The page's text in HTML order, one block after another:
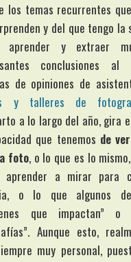
los temas recurrentes
y del que tengo la
aprender y extraer
conclusiones al
de opiniones de
y talleres de
a lo largo del año, gira
que tenemos de
foto, o lo que es lo
aprender a mirar para
o lo que algunos
que impactan” o
Aunque esto,
muy personal,